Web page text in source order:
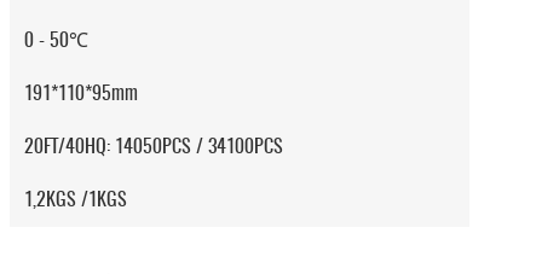
0 - 50℃
191*110*95mm
20FT/40HQ: 14050PCS / 34100PCS
1,2KGS /1KGS